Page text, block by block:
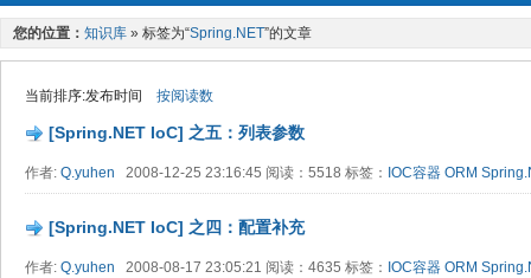
您的位置： 知识库 » 标签为“Spring.NET”的文章
当前排序:发布时间 按阅读数
[Spring.NET IoC] 之五：列表参数
作者: Q.yuhen 2008-12-25 23:16:45 阅读：5518 标签： IOC容器 ORM
[Spring.NET IoC] 之四：配置补充
作者: Q.yuhen 2008-08-17 23:05:21 阅读：4635 标签： IOC容器 ORM